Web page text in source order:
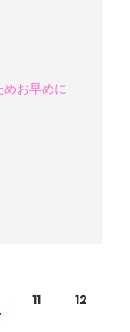
お早めに
11 12